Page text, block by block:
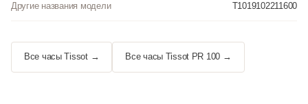
Другие названия модели T1019102211600
Все часы Tissot → Все часы Tissot PR 100 →